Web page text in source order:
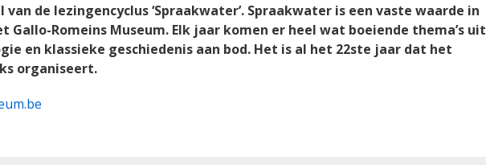
van de lezingencyclus ‘Spraakwater’. Spraakwater is een vaste waarde in
Romeins Museum. Elk jaar komen er heel wat boeiende thema’s uit
en klassieke geschiedenis aan bod. Het is al het 22ste jaar dat het
organiseert.